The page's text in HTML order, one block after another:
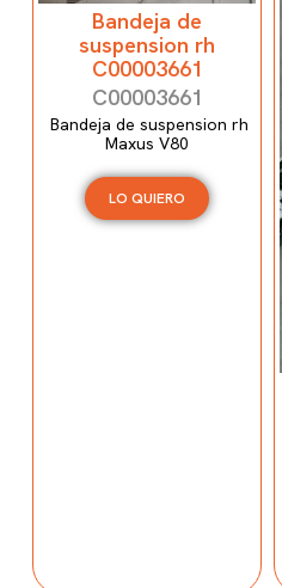
Bandeja de
suspension rh
C00003661
C00003661
Bandeja de suspension rh
Maxus V80
LO QUIERO